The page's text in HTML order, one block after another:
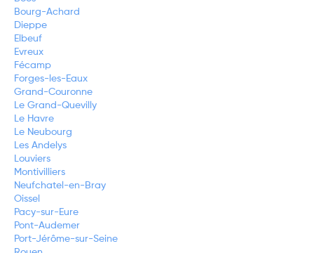
Bourg-Achard
Dieppe
Elbeuf
Evreux
Fécamp
Forges-les-Eaux
Grand-Couronne
Le Grand-Quevilly
Le Havre
Le Neubourg
Les Andelys
Louviers
Montivilliers
Neufchatel-en-Bray
Oissel
Pacy-sur-Eure
Pont-Audemer
Port-Jérôme-sur-Seine